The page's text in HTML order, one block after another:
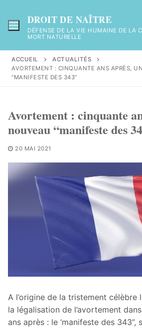
au
contenu
DROIT DE NAÎTRE
DÉFENSE DE LA VIE HUMAINE DE LA
MORT NATURELLE
ACCUEIL
ACTUALITÉS
AVORTEMENT : CINQUANTE ANS APRÈS,
“MANIFESTE DES 343”
Avortement : cinquante
nouveau “manifeste des
20 MAI 2021
A l’origine de la tristement célèbre
la légalisation de l’avortement
ans après : le ‘manifeste des 343”,